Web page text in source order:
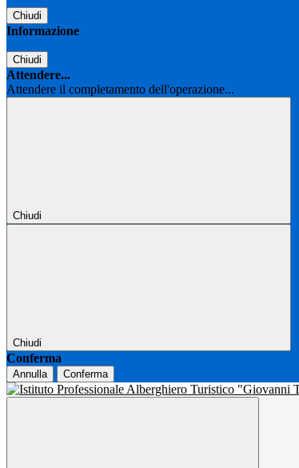
Chiudi
Informazione
Chiudi
Attendere...
Attendere il completamento dell'operazione...
Chiudi
Chiudi
Conferma
Annulla Conferma